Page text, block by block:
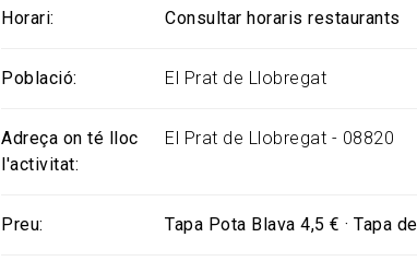
Horari Consultar horaris restaurants
Població El Prat de Llobregat
Adreça on té lloc
l'activitat
El Prat de Llobregat - 08820
Preu Tapa Pota Blava 4,5 € · Tapa